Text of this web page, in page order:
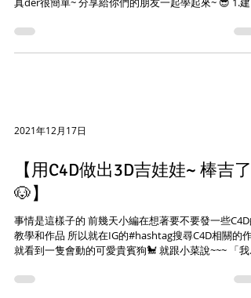
添加Noise，然後更改顏色...
2021年12月17日
【用C4D做出3D吉娃娃~ 棒吉了!
🐶】
事情是這樣子的 前幾天小編在想著要不要發一些C4D
教學和作品 所以就在IG的#hashtag搜尋C4D相關的作
就看到一隻會動的可愛貴賓狗🐩 就跟小菜說~~~ 「我
為吉娃娃很像外星狗狗...